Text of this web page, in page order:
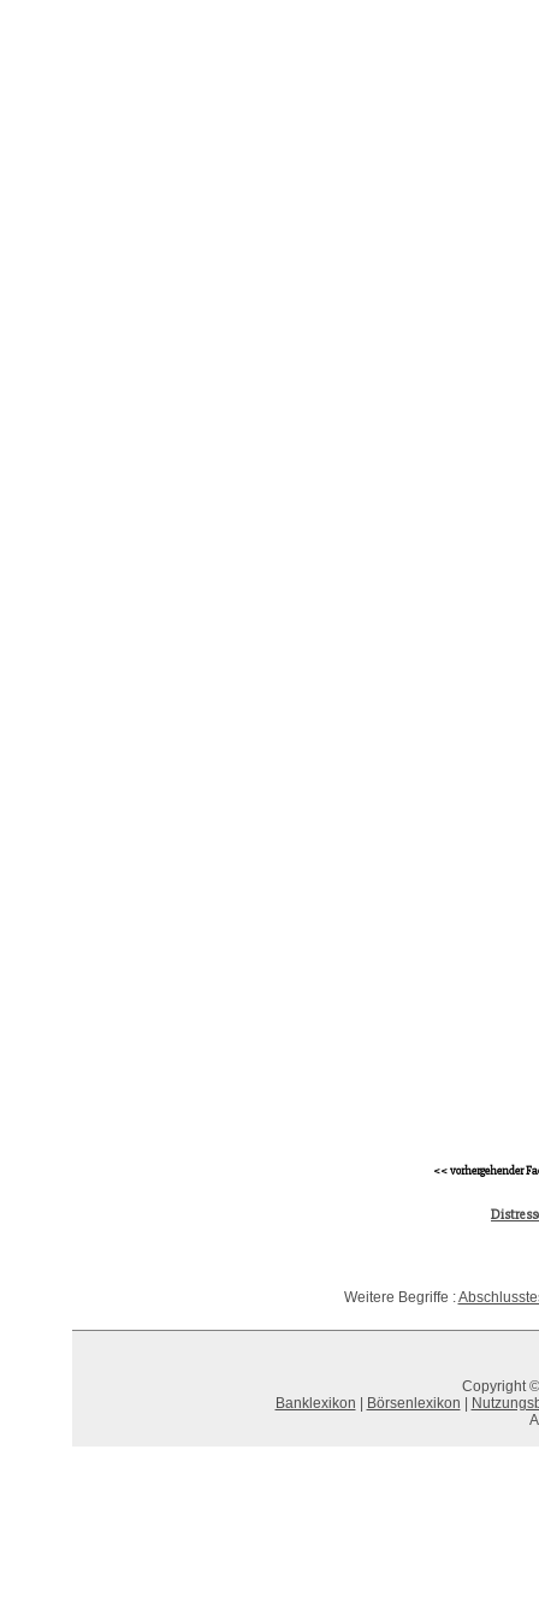
<< vorhergehender
Weitere Begriffe :
Copyright
Banklexikon
Börsenlexikon